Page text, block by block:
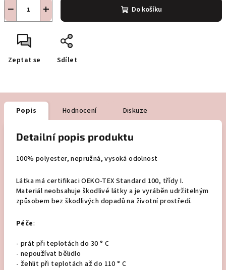
+
− Do košíku
Zeptat se Sdílet
Popis Hodnocení Diskuze
Detailní popis produktu
100% polyester, nepružná, vysoká odolnost
Látka má certifikaci OEKO-TEX Standard 100, třídy I.
Materiál neobsahuje škodlivé látky a je vyráběn udržitelným
způsobem bez škodlivých dopadů na životní prostředí.
Péče:
- prát při teplotách do 30 ° C
- nepoužívat bělidlo
- žehlit při teplotách až do 110 ° C